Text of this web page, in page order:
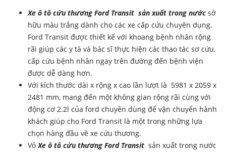
Xe ô tô cứu thương Ford Transit sản xuất trong nước sở
hữu màu trắng dành cho các xe cấp cứu chuyên dụng.
Ford Transit được thiết kế với khoang bệnh nhân rộng
rãi giúp các y tá và bác sĩ thực hiện các thao tác sơ cứu,
cấp cứu bệnh nhân ngay trên đường đến bệnh viện
được dễ dàng hơn.
Với kích thước dài x rộng x cao lần lượt là 5981 x 2059 x
2481 mm, mang đến một không gian rộng rãi cùng với
động cơ 2.2l của ford chuyên dùng để vận chuyển hành
khách giúp cho Ford Transit là một trong những lựa
chọn hàng đầu về xe cứu thương.
VỏXe ô tô cứu thương Ford Transit sản xuất trong nước